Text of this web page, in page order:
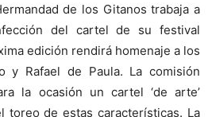
de los Gitanos trabaja a
del cartel de su festival
edición rendirá homenaje a los
y Rafael de Paula. La comisión
la ocasión un cartel ‘de arte’
toreo de estas características. La